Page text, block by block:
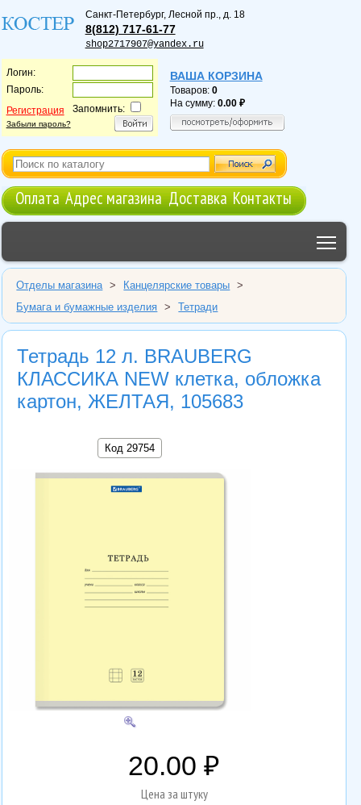
Санкт-Петербург, Лесной пр., д. 18
8(812) 717-61-77
shop2717907@yandex.ru
Логин:
Пароль:
Регистрация
Забыли пароль?
Запомнить:
ВАША КОРЗИНА
Товаров: 0
На сумму: 0.00
Оплата Адрес магазина Доставка Контакты
Отделы магазина > Канцелярские товары
>
Бумага и бумажные изделия
> Тетради
Тетрадь 12 л. BRAUBERG
КЛАССИКА NEW клетка, обложка
картон, ЖЕЛТАЯ, 105683
Код 29754
20.00
Цена за штуку